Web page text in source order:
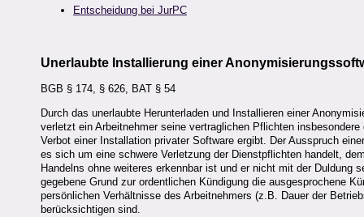
Entscheidung bei JurPC
Unerlaubte Installierung einer
BGB § 174, § 626, BAT § 54
Durch das unerlaubte Herunterladen und Installieren einer
verletzt ein Arbeitnehmer seine vertraglichen Pflichten
Verbot einer Installation privater Software ergibt. Der Ausspruch
es sich um eine schwere Verletzung der Dienstpflichten handelt,
Handelns ohne weiteres erkennbar ist und er nicht mit der Duldung
gegebene Grund zur ordentlichen Kündigung die ausgesprochene
persönlichen Verhältnisse des Arbeitnehmers (z.B. Dauer der
berücksichtigen sind.